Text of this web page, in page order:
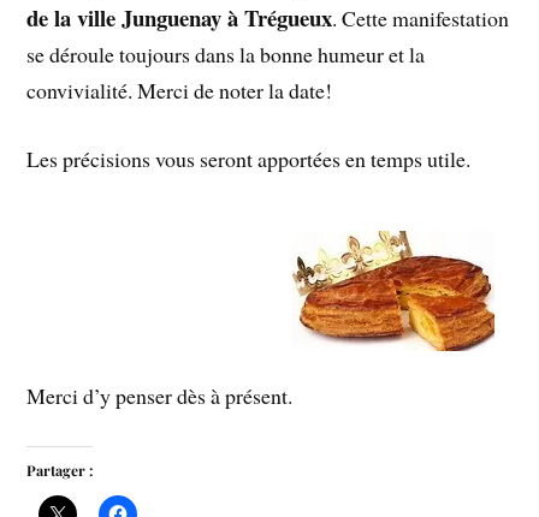
de la ville Junguenay à Trégueux. Cette manifestation
se déroule toujours dans la bonne humeur et la
convivialité. Merci de noter la date!
Les précisions vous seront apportées en temps utile.
Merci d’y penser dès à présent.
Partager :